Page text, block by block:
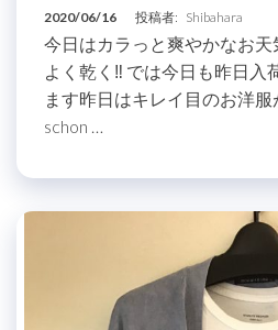
2020/06/16 投稿者: Shibahara
今日はカラっと爽やかなお
よく乾く‼️ では今日も昨日入
ます昨日はキレイ目のお洋
schon …